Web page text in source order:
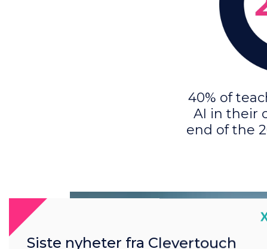
40% of
AI in their
end of the
Siste nyheter fra Clevertouch